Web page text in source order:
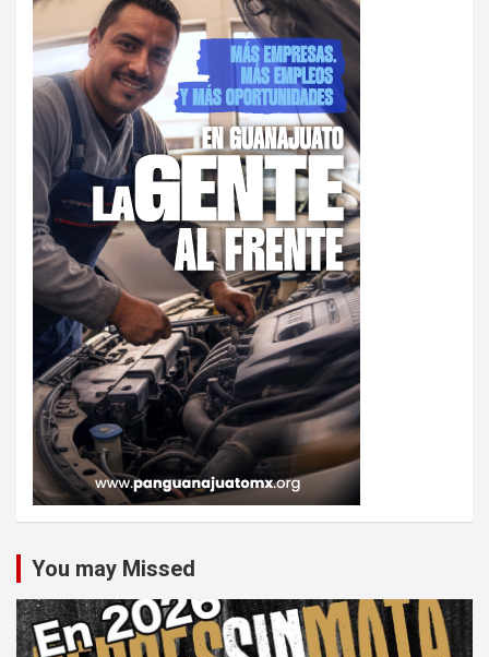
You may Missed